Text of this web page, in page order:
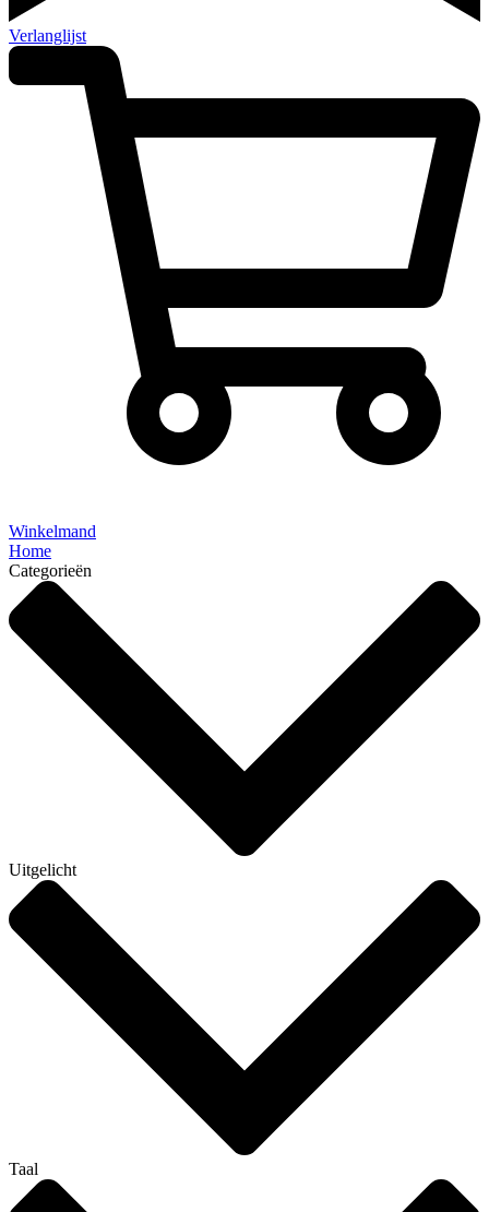
Verlanglijst
Winkelmand
Home
Categorieën
Uitgelicht
Taal